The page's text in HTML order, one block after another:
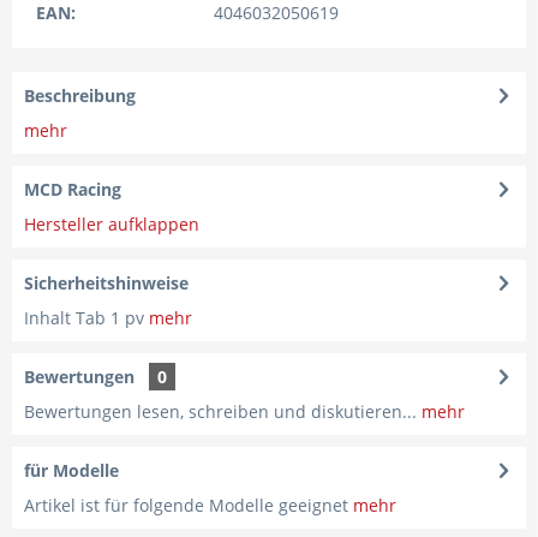
EAN:
4046032050619
Beschreibung
mehr
MCD Racing
Hersteller aufklappen
Sicherheitshinweise
Inhalt Tab 1 pv mehr
Bewertungen
0
Bewertungen lesen, schreiben und diskutieren... mehr
für Modelle
Artikel ist für folgende Modelle geeignet mehr